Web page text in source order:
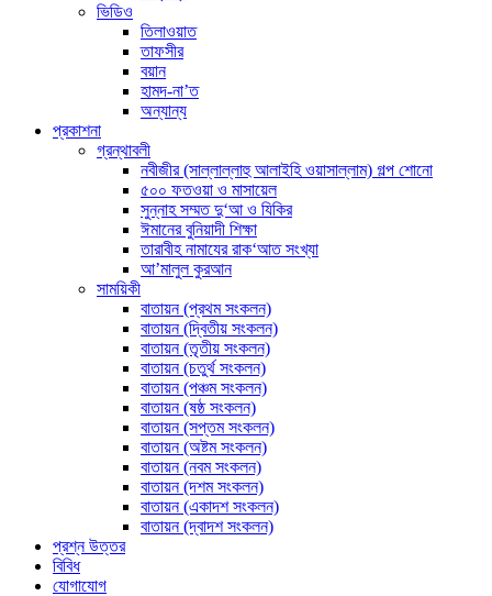
ভিডিও
তিলাওয়াত
তাফসীর
বয়ান
হামদ-না’ত
অন্যান্য
প্রকাশনা
গ্রন্থাবলী
নবীজীর (সাল্লাল্লাহু আলাইহি ওয়াসাল্লাম) গল্প শোনো
৫০০ ফতওয়া ও মাসায়েল
সুন্নাহ সম্মত দু‘আ ও যিকির
ঈমানের বুনিয়াদী শিক্ষা
তারাবীহ নামাযের রাক‘আত সংখ্যা
আ’মালুল কুরআন
সাময়িকী
বাতায়ন (প্রথম সংকলন)
বাতায়ন (দ্বিতীয় সংকলন)
বাতায়ন (তৃতীয় সংকলন)
বাতায়ন (চতুর্থ সংকলন)
বাতায়ন (পঞ্চম সংকলন)
বাতায়ন (ষষ্ঠ সংকলন)
বাতায়ন (সপ্তম সংকলন)
বাতায়ন (অষ্টম সংকলন)
বাতায়ন (নবম সংকলন)
বাতায়ন (দশম সংকলন)
বাতায়ন (একাদশ সংকলন)
বাতায়ন (দ্বাদশ সংকলন)
প্রশ্ন উত্তর
বিবিধ
যোগাযোগ